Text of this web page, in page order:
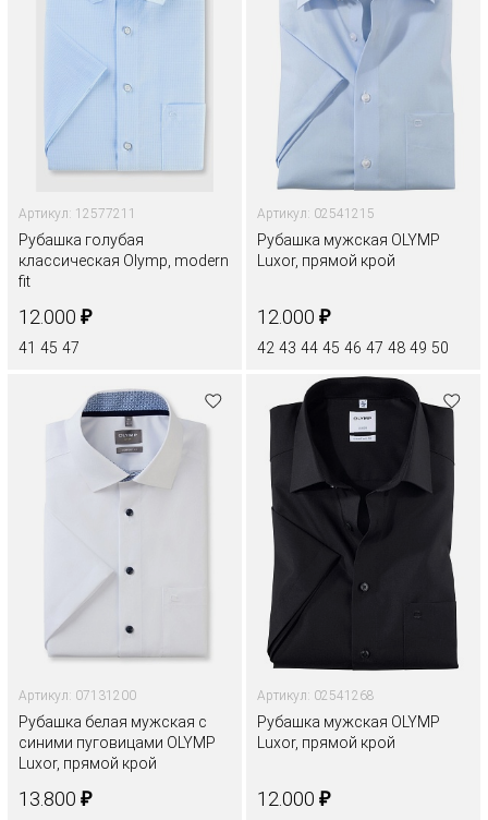
Артикул: 12577211
Рубашка голубая
классическая Olymp, modern
fit
12.000 ₽
41 45 47
Артикул: 02541215
Рубашка мужская OLYMP
Luxor, прямой крой
12.000 ₽
42 43 44 45 46 47 48 49 50
Артикул: 07131200
Рубашка белая мужская с
синими пуговицами OLYMP
Luxor, прямой крой
13.800 ₽
Артикул: 02541268
Рубашка мужская OLYMP
Luxor, прямой крой
12.000 ₽